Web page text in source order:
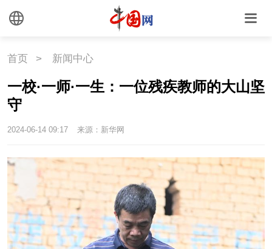
首页 > 新闻中心
一校·一师·一生：一位残疾教师的大山坚
守
2024-06-14 09:17 来源：新华网